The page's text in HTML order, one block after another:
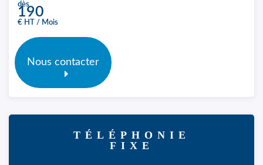
dès
190
€ HT / Mois
Nous contacter
TÉLÉPHONIE
FIXE